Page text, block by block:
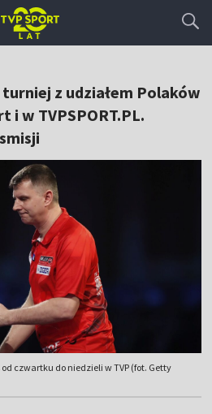
z udziałem Polaków
i w TVPSPORT.PL.
od czwartku do niedzieli w TVP (fot. Getty